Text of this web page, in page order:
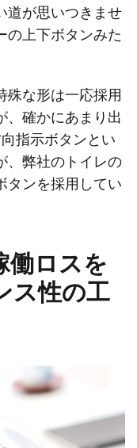
が思いつきませ
の上下ボタンみた
な形は一応採用
、確かにあまり出
指示ボタンとい
、弊社のトイレの
タンを採用してい
働ロスを
ス性の工